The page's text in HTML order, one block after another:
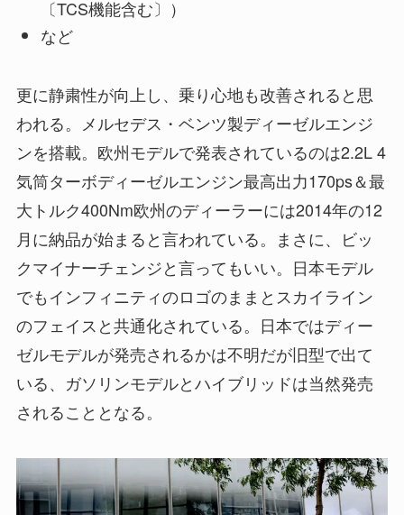
〔TCS機能含む〕）
など
更に静粛性が向上し、乗り心地も改善されると思
われる。メルセデス・ベンツ製ディーゼルエンジ
ンを搭載。欧州モデルで発表されているのは2.2L 4
気筒ターボディーゼルエンジン最高出力170ps＆最
大トルク400Nm欧州のディーラーには2014年の12
月に納品が始まると言われている。まさに、ビッ
クマイナーチェンジと言ってもいい。日本モデル
でもインフィニティのロゴのままとスカイライン
のフェイスと共通化されている。日本ではディー
ゼルモデルが発売されるかは不明だが旧型で出て
いる、ガソリンモデルとハイブリッドは当然発売
されることとなる。